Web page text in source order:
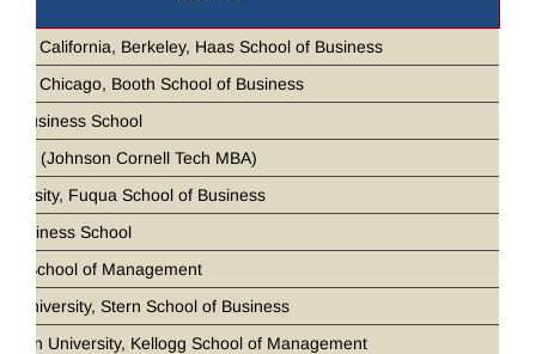
of California, Berkeley, Haas School of Business
of Chicago, Booth School of Business
Business School
(Johnson Cornell Tech MBA)
Fuqua School of Business
Business School
School of Management
University, Stern School of Business
University, Kellogg School of Management